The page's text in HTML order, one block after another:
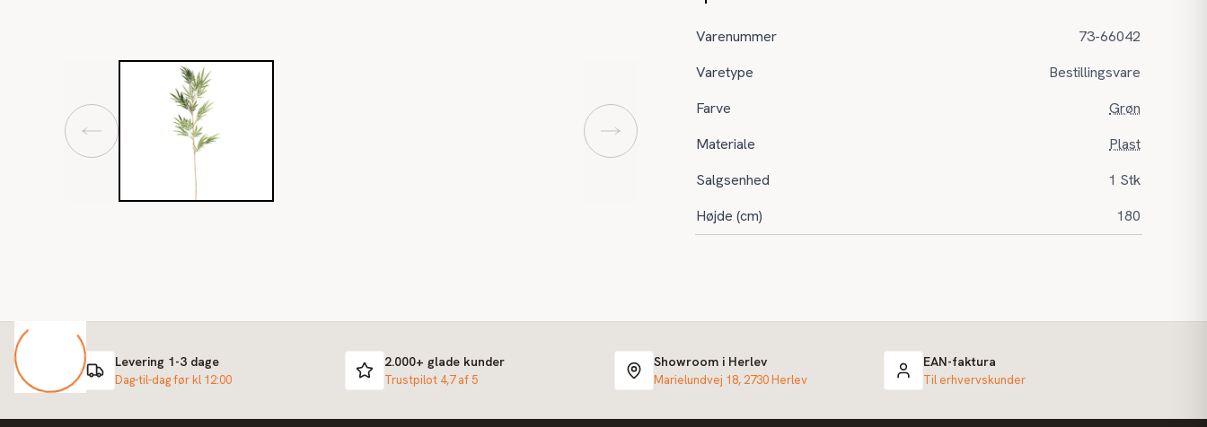
Varenummer
73-66042
Varetype
Bestillingsvare
Farve
Grøn
Materiale
Plast
Salgsenhed
1 Stk
Højde (cm)
180
Levering 1-3 dage
Dag-til-dag før kl 12:00
2.000+ glade kunder
Trustpilot 4,7 af 5
Showroom i Herlev
Marielundvej 18, 2730 Herlev
EAN-faktura
Til erhvervskunder